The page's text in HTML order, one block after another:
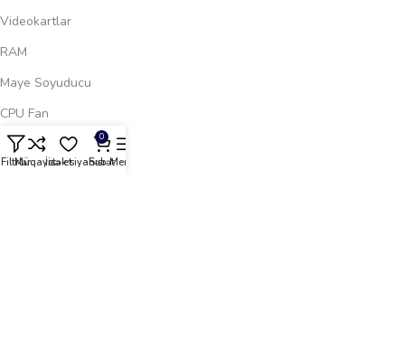
Videokartlar
RAM
Maye Soyuducu
CPU Fan
Keys Fan
FiltrlərMüqayisə etİstək siyahısı
0
SəbətMenyu